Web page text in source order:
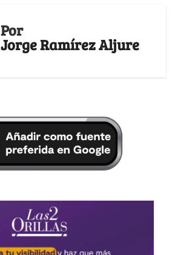
Por
Jorge Ramírez Aljure